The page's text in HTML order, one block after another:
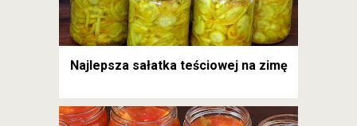
Najlepsza sałatka teściowej na zimę